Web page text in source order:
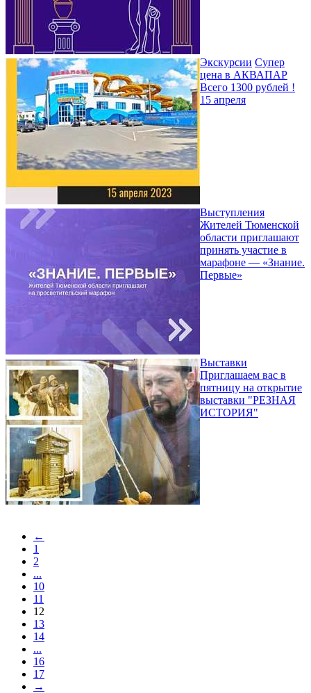
Экскурсии Супер
цена в АКВАПАР
Всего 1300 рублей !
15 апреля
Выступления
Жителей Тюменской
области приглашают
принять участие в
марафоне — «Знание.
Первые»
Выставки
Приглашаем вас в
пятницу на открытие
выставки "РЕЗНАЯ
ИСТОРИЯ"
←
1
2
...
10
11
12
13
14
...
16
17
→